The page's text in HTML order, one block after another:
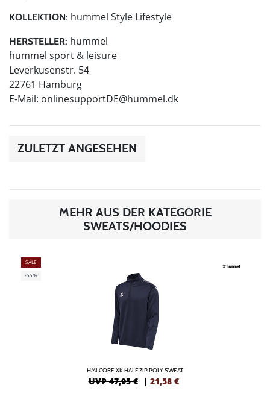
KOLLEKTION: hummel Style Lifestyle
HERSTELLER: hummel
hummel sport & leisure
Leverkusenstr. 54
22761 Hamburg
E-Mail: onlinesupportDE@hummel.dk
ZULETZT ANGESEHEN
MEHR AUS DER KATEGORIE
SWEATS/HOODIES
SALE
-55%
HMLCORE XK HALF ZIP POLY SWEAT
UVP 47,95 € | 21,58 €